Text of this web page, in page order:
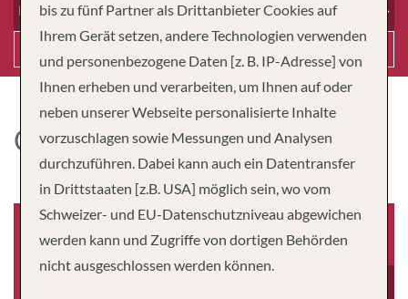
Reiseart
CELEBRITY SILHOUETTE
Baujahr
Besatzung
bis zu fünf Partner als Drittanbieter Cookies auf
Ihrem Gerät setzen, andere Technologien verwenden
und personenbezogene Daten [z. B. IP-Adresse] von
Ihnen erheben und verarbeiten, um Ihnen auf oder
neben unserer Webseite personalisierte Inhalte
vorzuschlagen sowie Messungen und Analysen
durchzuführen. Dabei kann auch ein Datentransfer
in Drittstaaten [z.B. USA] möglich sein, wo vom
Schweizer- und EU-Datenschutzniveau abgewichen
werden kann und Zugriffe von dortigen Behörden
nicht ausgeschlossen werden können.